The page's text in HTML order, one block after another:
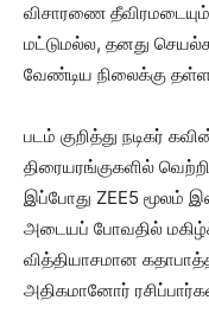
விசாரணை
மட்டுமல்ல, தனது
வேண்டிய நிலைக்கு
படம் குறித்து நடிகர்
திரையரங்குகளில்
இப்போது ZEE5 மூலம்
அடையப் போவதில்
வித்தியாசமான
அதிகமானோர்